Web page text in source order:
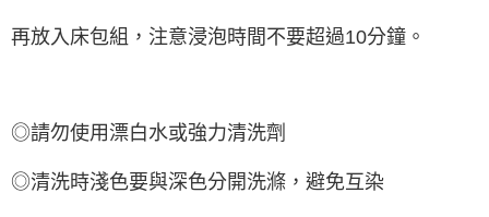
再放入床包組，注意浸泡時間不要超過10分鐘。
◎請勿使用漂白水或強力清洗劑
◎清洗時淺色要與深色分開洗滌，避免互染